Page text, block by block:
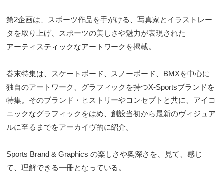
第2企画は、スポーツ作品を手がける、写真家とイラストレー
タを取り上げ、スポーツの美しさや魅力が表現された
アーティスティックなアートワークを掲載。
巻末特集は、スケートボード、スノーボード、BMXを中心に
独自のアートワーク、グラフィックを持つX-Sportsブランドを
特集。そのブランド・ヒストリーやコンセプトと共に、アイコ
ニックなグラフィックをはめ、創設当初から最新のヴィジュア
ルに至るまでをアーカイヴ的に紹介。
Sports Brand & Graphics の楽しさや奥深さを、見て、感じ
て、理解できる一冊となっている。